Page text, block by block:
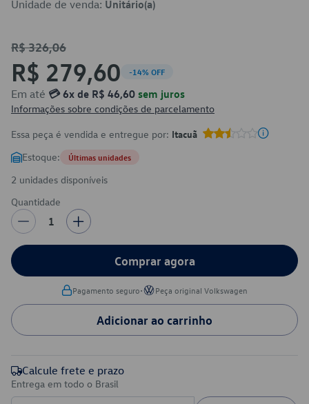
Unidade de venda: Unitário(a)
R$ 326,06
R$ 279,60 -14% OFF
Em até 💳 6x de R$ 46,60 sem juros
Informações sobre condições de parcelamento
Essa peça é vendida e entregue por: Itacuã
Estoque: Últimas unidades
2 unidades disponíveis
Quantidade
1
Comprar agora
Pagamento seguro• Peça original Volkswagen
Adicionar ao carrinho
Calcule frete e prazo
Entrega em todo o Brasil